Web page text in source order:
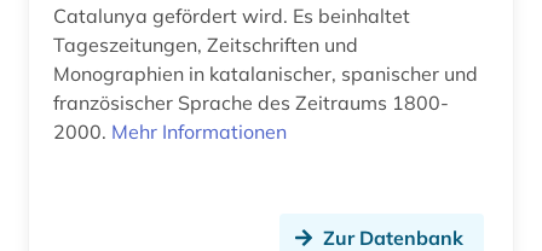
geschichte 1600-1700 (1)
geschichte 1606-1935 (1)
Catalunya gefördert wird. Es beinhaltet
Tageszeitungen, Zeitschriften und
Monographien in katalanischer, spanischer und
französischer Sprache des Zeitraums 1800-
2000. Mehr Informationen
Zur Datenbank